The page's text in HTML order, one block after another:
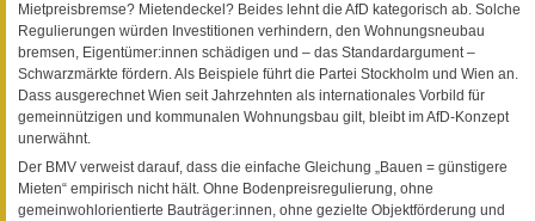
Mietpreisbremse? Mietendeckel? Beides lehnt die AfD kategorisch ab. Solche
Regulierungen würden Investitionen verhindern, den Wohnungsneubau
bremsen, Eigentümer:innen schädigen und – das Standardargument –
Schwarzmärkte fördern. Als Beispiele führt die Partei Stockholm und Wien an.
Dass ausgerechnet Wien seit Jahrzehnten als internationales Vorbild für
gemeinnützigen und kommunalen Wohnungsbau gilt, bleibt im AfD-Konzept
unerwähnt.
Der BMV verweist darauf, dass die einfache Gleichung „Bauen = günstigere
Mieten“ empirisch nicht hält. Ohne Bodenpreisregulierung, ohne
gemeinwohlorientierte Bauträger:innen, ohne gezielte Objektförderung und